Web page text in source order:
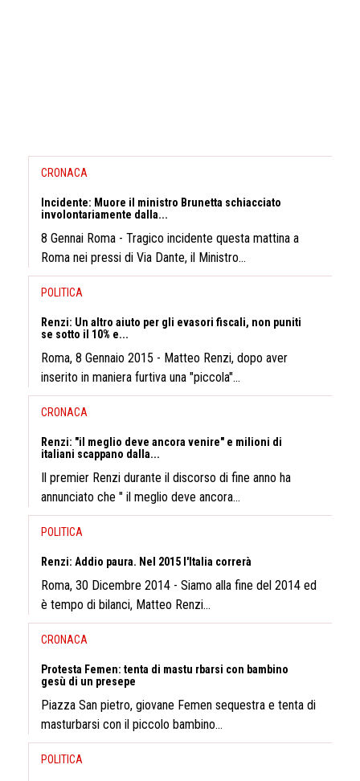
CRONACA
Incidente: Muore il ministro Brunetta schiacciato
involontariamente dalla...
8 Gennai Roma - Tragico incidente questa mattina a
Roma nei pressi di Via Dante, il Ministro...
POLITICA
Renzi: Un altro aiuto per gli evasori fiscali, non puniti
se sotto il 10% e...
Roma, 8 Gennaio 2015 - Matteo Renzi, dopo aver
inserito in maniera furtiva una "piccola"...
CRONACA
Renzi: "il meglio deve ancora venire" e milioni di
italiani scappano dalla...
Il premier Renzi durante il discorso di fine anno ha
annunciato che " il meglio deve ancora...
POLITICA
Renzi: Addio paura. Nel 2015 l'Italia correrà
Roma, 30 Dicembre 2014 - Siamo alla fine del 2014 ed
è tempo di bilanci, Matteo Renzi...
CRONACA
Protesta Femen: tenta di mastu rbarsi con bambino
gesù di un presepe
Piazza San pietro, giovane Femen sequestra e tenta di
masturbarsi con il piccolo bambino...
POLITICA